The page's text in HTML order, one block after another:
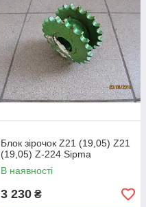
Блок зірочок Z21 (19,05) Z21
(19,05) Z-224 Sipma
В наявності
3 230 ₴